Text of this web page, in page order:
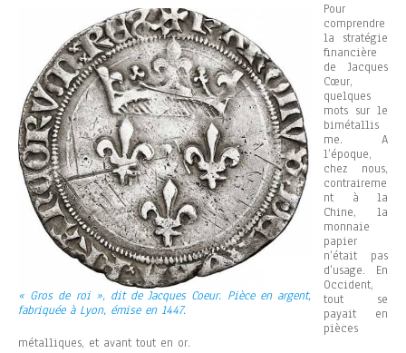
« Gros de roi », dit de Jacques Coeur. Pièce en argent,
fabriquée à Lyon, émise en 1447.
Pour
comprendre
la stratégie
financière
de Jacques
Cœur,
quelques
mots sur le
bimétallis
me. A
l’époque,
chez nous,
contraireme
nt à la
Chine, la
monnaie
papier
n’était pas
d’usage. En
Occident,
tout se
payait en
pièces
métalliques, et avant tout en or.